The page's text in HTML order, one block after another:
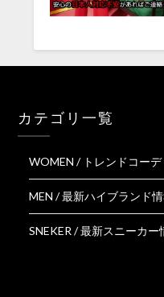
カテゴリ一覧
WOMEN / トレンドコー
MEN / 最新ハイブランド
SNEKER / 最新スニーカー